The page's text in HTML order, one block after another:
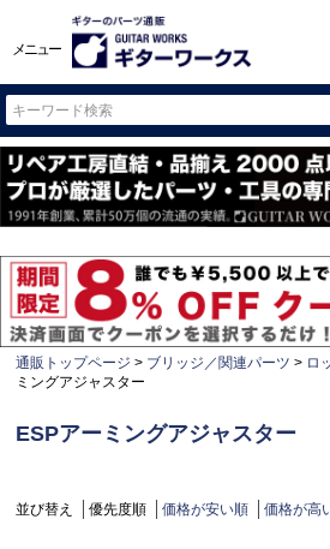
メニュー
通販トップページ ブリッジ／関連パーツ ロ
ミングアジャスター
ESPアーミングアジャスター
並び替え 優先度順 価格が安い順
価格が高